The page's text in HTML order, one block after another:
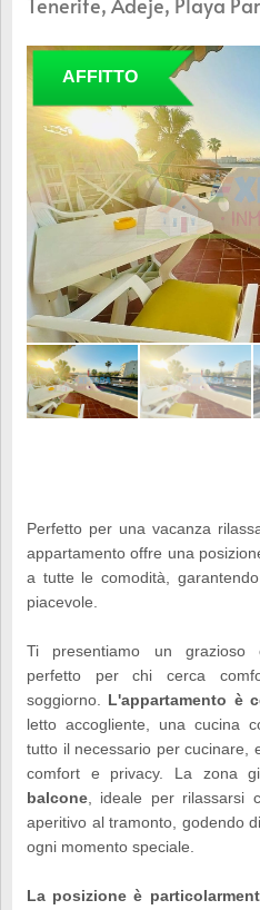
AFFITTO
Perfetto per una vacanza
appartamento offre una
a tutte le comodità,
piacevole.
Ti presentiamo un grazioso
perfetto per chi cerca
soggiorno. L'appartamento è
letto accogliente, una cucina
tutto il necessario per cucinare,
comfort e privacy. La zona
balcone , ideale per
aperitivo al tramonto, godendo
ogni momento speciale.
La posizione è